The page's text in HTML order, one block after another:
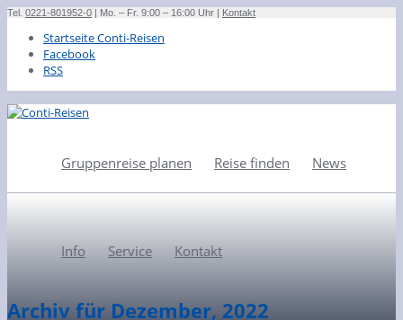
Tel. 0221-801952-0 | Mo. – Fr. 9:00 – 16:00 Uhr | Kontakt
Startseite Conti-Reisen
Facebook
RSS
Gruppenreise planen Reise finden News
Info Service Kontakt
Archiv für Dezember, 2022